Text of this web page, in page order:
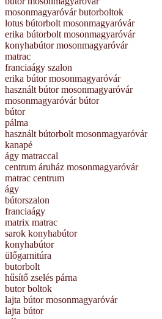
mosonmagyaróvár butorboltok
lotus bútorbolt mosonmagyaróvár
erika bútorbolt mosonmagyaróvár
konyhabútor mosonmagyaróvár
matrac
franciaágy szalon
erika bútor mosonmagyaróvár
használt bútor mosonmagyaróvár
mosonmagyaróvár bútor
bútor
pálma
használt bútorbolt mosonmagyaróvár
kanapé
ágy matraccal
centrum áruház mosonmagyaróvár
matrac centrum
ágy
bútorszalon
franciaágy
matrix matrac
sarok konyhabútor
konyhabútor
ülőgarnitúra
butorbolt
hűsítő zselés párna
butor boltok
lajta bútor mosonmagyaróvár
lajta bútor